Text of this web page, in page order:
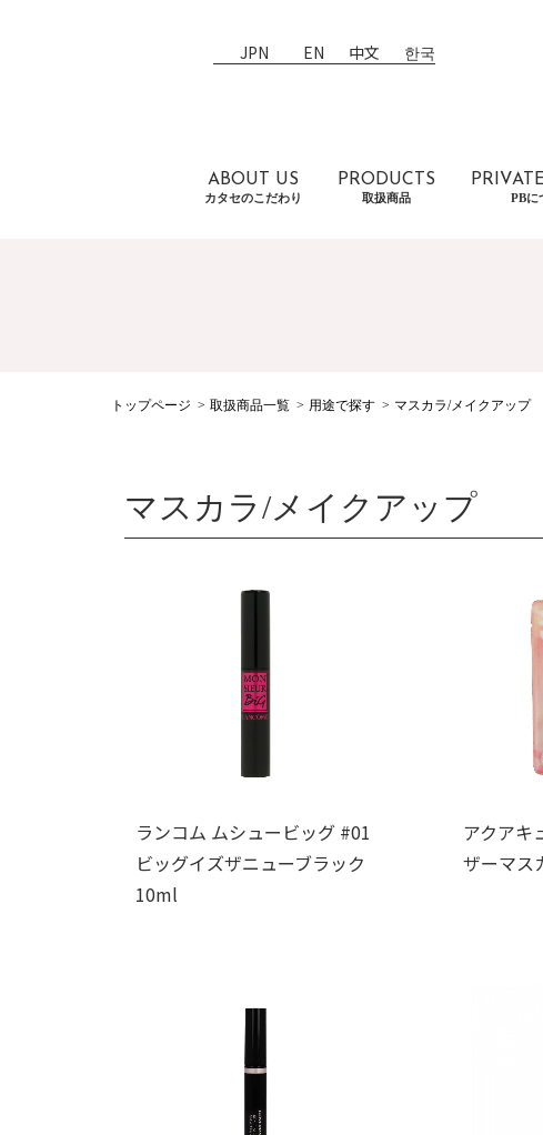
JPN EN 中文 한국
ABOUT US
カタセのこだわり
PRODUCTS
取扱商品 PBに
トップページ 取扱商品一覧 用途で探す マスカラ/メイクアップ
マスカラ/メイクアップ
ランコム ムシュービッグ #01
ビッグイズザニューブラック
10ml
アクアキ
ザーマス